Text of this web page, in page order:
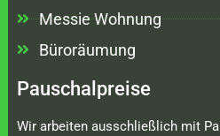
Messie Wohnung
Büroräumung
Pauschalpreise
Wir arbeiten ausschließlich mit